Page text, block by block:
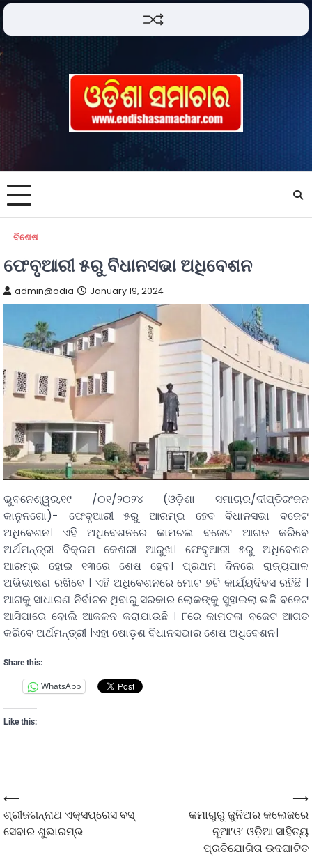
ବିଶେଷ
ଫେବୃଆରୀ ୫ରୁ ବିଧାନସଭା ଅଧିବେଶନ
admin@odia January 19, 2024
ଭୁବନେଶ୍ୱର,୧୯ /୦୧/୨୦୨୪ (ଓଡ଼ିଶା ସମାଚାର/ଦୀପ୍ତିରଂଜନ
କାନୁନଗୋ)- ଫେବୃଆରୀ ୫ରୁ ଆରମ୍ଭ ହେବ ବିଧାନସଭା ବଜେଟ
ଅଧିବେଶନ। ଏହି ଅଧିବେଶନରେ କାମଚଳା ବଜେଟ ଆଗତ କରିବେ
ଅର୍ଥମନ୍ତ୍ରୀ ବିକ୍ରମ କେଶରୀ ଆରୁଖ। ଫେବୃଆରୀ ୫ରୁ ଅଧିବେଶନ
ଆରମ୍ଭ ହୋଇ ୧୩ରେ ଶେଷ ହେବ। ପ୍ରଥମ ଦିନରେ ରାଜ୍ୟପାଳ
ଅଭିଭାଷଣ ରଖିବେ । ଏହି ଅଧିବେଶନରେ ମୋଟ ୭ଟି କାର୍ଯ୍ୟଦିବସ ରହିଛି ।
ଆଗକୁ ସାଧାରଣ ନିର୍ବାଚନ ଥିବାରୁ ସରକାର ଲୋକଙ୍କୁ ସୁହାଇଲା ଭଳି ବଜେଟ
ଆସିପାରେ ବୋଲି ଆକଳନ କରାଯାଉଛି । ୮ରେ କାମଚଳା ବଜେଟ ଆଗତ
କରିବେ ଅର୍ଥମନ୍ତ୍ରୀ ।ଏହା ଷୋଡ଼ଶ ବିଧାନସଭାର ଶେଷ ଅଧିବେଶନ।
Share this:
WhatsApp
Like this:
⟵
ଶ୍ରୀଜଗନ୍ନାଥ ଏକ୍ସପ୍ରେସ ବସ୍
ସେବାର ଶୁଭାରମ୍ଭ
କମାଗୁରୁ ଜୁନିଅର କଲେଜରେ
ନୂଆ’ଓ’ ଓଡ଼ିଆ ସାହିତ୍ୟ
ପ୍ରତିଯୋଗିତା ଉଦଘାଟିତ
⟶